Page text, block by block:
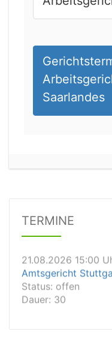
Saarlandes
TERMINE
Amtsgericht Unna
21.08.2026 15:00 Uhr
Amtsgericht
Dauer: 30
21.08.2026 14:30 Uhr
Amtsgericht Ulm